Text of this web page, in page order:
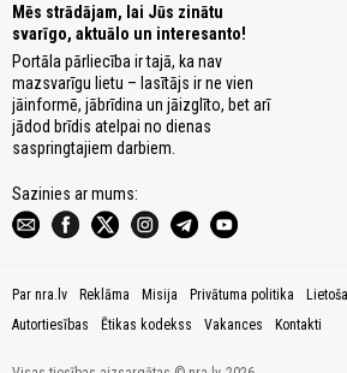
Mēs strādājam, lai Jūs zinātu
svarīgo, aktuālo un interesanto!
Portāla pārliecība ir tajā, ka nav
mazsvarīgu lietu – lasītājs ir ne vien
jāinformē, jābrīdina un jāizglīto, bet arī
jādod brīdis atelpai no dienas
saspringtajiem darbiem.
Sazinies ar mums:
Par nra.lv Reklāma Misija Privātuma politika
Autortiesības
Ētikas kodekss Vakances Kontakti